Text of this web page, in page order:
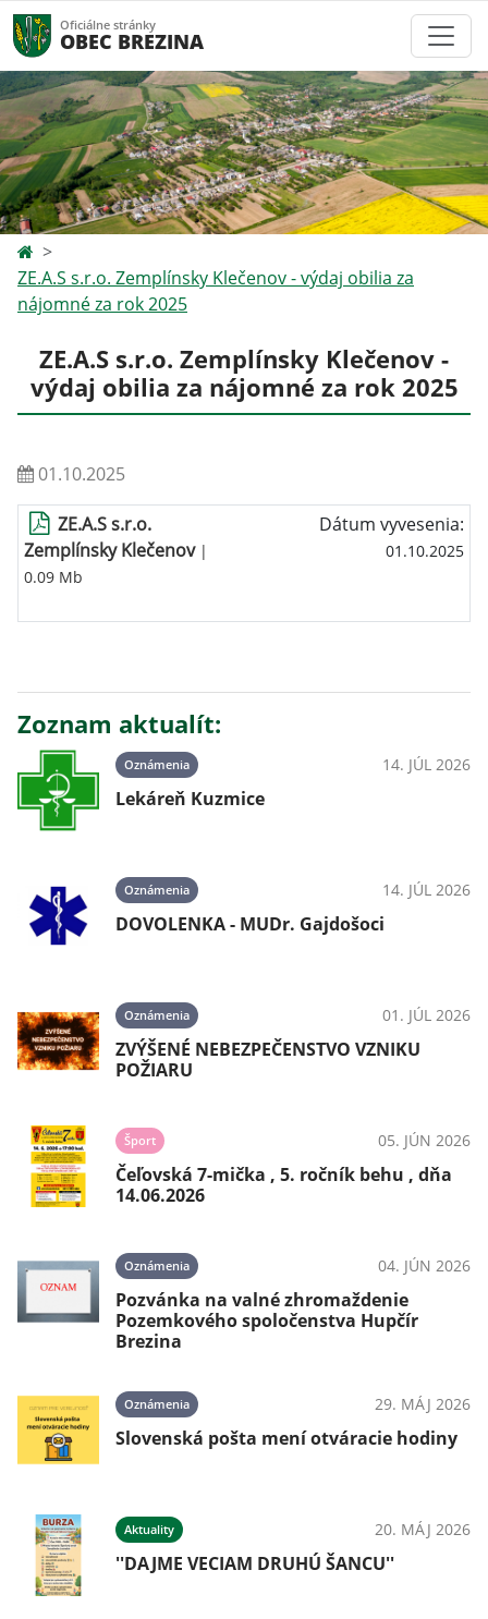
Oficiálne stránky
OBEC BREZINA
ZE.A.S s.r.o. Zemplínsky Klečenov - výdaj obilia za
nájomné za rok 2025
ZE.A.S s.r.o. Zemplínsky Klečenov -
výdaj obilia za nájomné za rok 2025
01.10.2025
ZE.A.S s.r.o.
Zemplínsky Klečenov|
0.09 Mb
Dátum vyvesenia:
01.10.2025
Zoznam aktualít:
Oznámenia 14. JÚL 2026
Lekáreň Kuzmice
Oznámenia 14. JÚL 2026
DOVOLENKA - MUDr. Gajdošoci
Oznámenia 01. JÚL 2026
ZVÝŠENÉ NEBEZPEČENSTVO VZNIKU
POŽIARU
Šport 05. JÚN 2026
Čeľovská 7-mička , 5. ročník behu , dňa
14.06.2026
Oznámenia 04. JÚN 2026
Pozvánka na valné zhromaždenie
Pozemkového spoločenstva Hupčír
Brezina
Oznámenia 29. MÁJ 2026
Slovenská pošta mení otváracie hodiny
Aktuality 20. MÁJ 2026
''DAJME VECIAM DRUHÚ ŠANCU''